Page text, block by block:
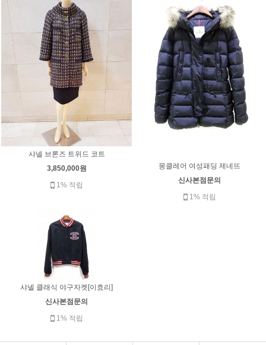
샤넬 브론즈 트위드 코트
3,850,000원
1% 적립
몽클레어 여성패딩 제네뜨
신사본점문의
1% 적립
샤넬 클래식 야구자켓[이효리]
신사본점문의
1% 적립